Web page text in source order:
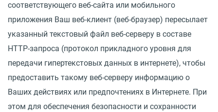
соответствующего веб-сайта или мобильного
приложения Ваш веб-клиент (веб-браузер) пересылает
указанный текстовый файл веб-серверу в составе
HTTP-запроса (протокол прикладного уровня для
передачи гипертекстовых данных в интернете), чтобы
предоставить такому веб-серверу информацию о
Ваших действиях или предпочтениях в Интернете. При
этом для обеспечения безопасности и сохранности